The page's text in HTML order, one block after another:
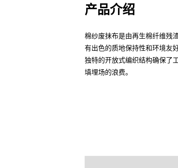
产品介绍
棉纱废抹布是由再生棉纤维残
有出色的质地保持性和环境友
独特的开放式编织结构确保了
填埋场的浪费。